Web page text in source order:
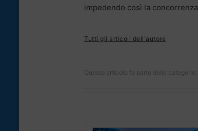
impedendo così la
Tutti gli articoli dell'autore
Questo articolo fa parte delle categorie: